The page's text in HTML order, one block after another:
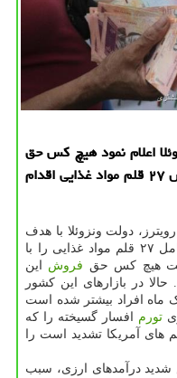
اعلام نمود هیچ كس حق
ندارد بیشتر از قیمت مصوب به فروش ۲۷ قلم مواد غذایی اقدام
دولت ونزوئلا با هدف
، فهرستی شامل ۲۷ قلم مواد غذایی را با
هیچ کس حق فروش این
در بازارهای این کشور
افراد بیشتر شده است
تورم افسار گسیخته را که
های آمریکا تشدید است را
درآمدهای ارزی، سبب